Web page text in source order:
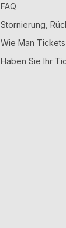
FAQ
Stornierung,
Wie Man
Haben Sie Ihr